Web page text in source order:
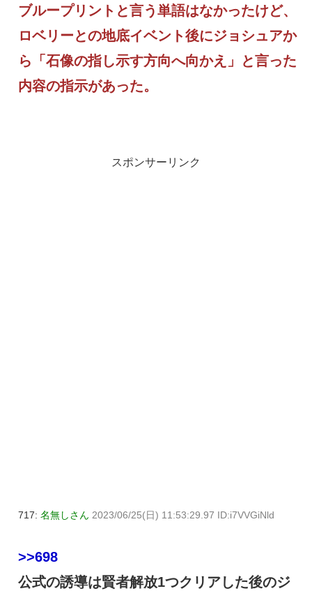
ブループリントと言う単語はなかったけど、
ロベリーとの地底イベント後にジョシュアか
ら「石像の指し示す方向へ向かえ」と言った
内容の指示があった。
スポンサーリンク
717: 名無しさん 2023/06/25(日) 11:53:29.97 ID:i7VVGiNld
>>698
公式の誘導は賢者解放1つクリアした後のジ